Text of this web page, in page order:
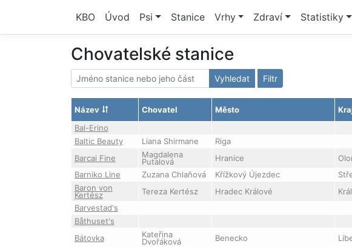
KBO Úvod Psi Stanice Vrhy Zdraví Statistiky
Chovatelské stanice
Vyhledat Filtr
Název Chovatel Město
Bal-Erino
Baltic Beauty
Liana Shirmane Riga
Barcai Fine
Magdalena
Putalová Hranice
Barniko Line
Zuzana Chlaňová Křížkový Újezdec
Baron von
Kertész Tereza Kertész Hradec Králové
Barvestad's
Båthuset's
Bátovka
Kateřina
Dvořáková Benecko